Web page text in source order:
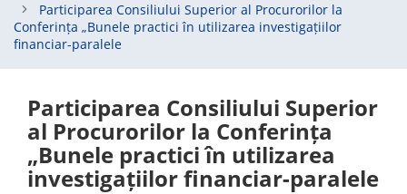
Participarea Consiliului Superior al Procurorilor la
Conferința „Bunele practici în utilizarea investigațiilor
financiar-paralele
Participarea Consiliului Superior
al Procurorilor la Conferința
„Bunele practici în utilizarea
investigațiilor financiar-paralele